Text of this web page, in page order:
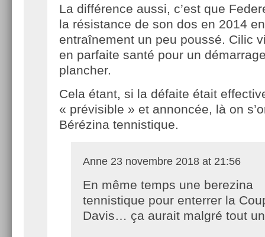
La différence aussi, c’est que
la résistance de son dos en 2014
entraînement un peu poussé. Cilic
en parfaite santé pour un
plancher.
Cela étant, si la défaite était
« prévisible » et annoncée, là on
Bérézina tennistique.
Anne 23 novembre 2018 at 21:56
En même temps une berezina
tennistique pour enterrer la
Davis… ça aurait malgré tout